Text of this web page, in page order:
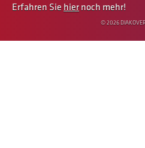
Erfahren Sie hiernoch mehr!
© 2026